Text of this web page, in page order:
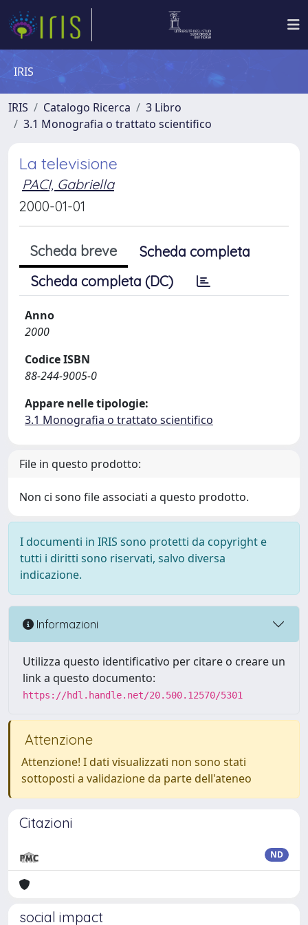
IRIS
IRIS Catalogo Ricerca
3 Libro
3.1 Monografia o trattato scientifico
La televisione
PACI, Gabriella
2000-01-01
Scheda breve
Scheda completa
Scheda completa (DC)
Anno
2000
Codice ISBN
88-244-9005-0
Appare nelle tipologie:
3.1 Monografia o trattato scientifico
File in questo prodotto:
Non ci sono file associati a questo prodotto.
I documenti in IRIS sono protetti da copyright e
tutti i diritti sono riservati, salvo diversa
indicazione.
Informazioni
Utilizza questo identificativo per citare o creare un
link a questo documento:
https://hdl.handle.net/20.500.12570/5301
Attenzione
Attenzione! I dati visualizzati non sono stati
sottoposti a validazione da parte dell'ateneo
Citazioni
ND
social impact